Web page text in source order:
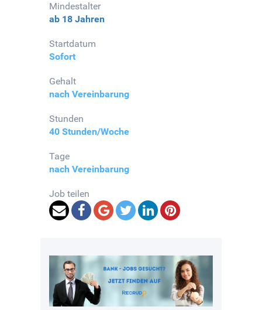
Mindestalter
ab 18 Jahren
Startdatum
Sofort
Gehalt
nach Vereinbarung
Stunden
40 Stunden/Woche
Tage
nach Vereinbarung
Job teilen